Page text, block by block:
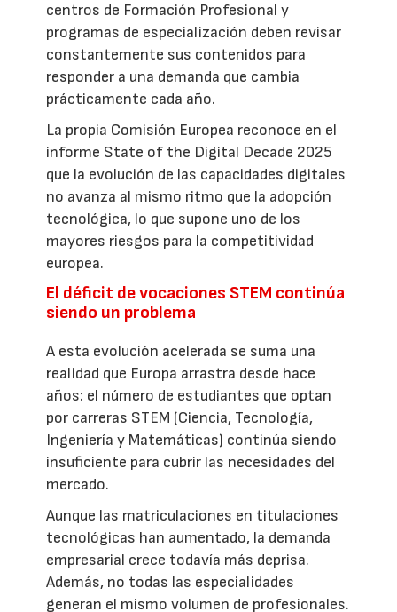
centros de Formación Profesional y
programas de especialización deben revisar
constantemente sus contenidos para
responder a una demanda que cambia
prácticamente cada año.
La propia Comisión Europea reconoce en el
informe State of the Digital Decade 2025
que la evolución de las capacidades digitales
no avanza al mismo ritmo que la adopción
tecnológica, lo que supone uno de los
mayores riesgos para la competitividad
europea.
El déficit de vocaciones STEM continúa
siendo un problema
A esta evolución acelerada se suma una
realidad que Europa arrastra desde hace
años: el número de estudiantes que optan
por carreras STEM (Ciencia, Tecnología,
Ingeniería y Matemáticas) continúa siendo
insuficiente para cubrir las necesidades del
mercado.
Aunque las matriculaciones en titulaciones
tecnológicas han aumentado, la demanda
empresarial crece todavía más deprisa.
Además, no todas las especialidades
generan el mismo volumen de profesionales.